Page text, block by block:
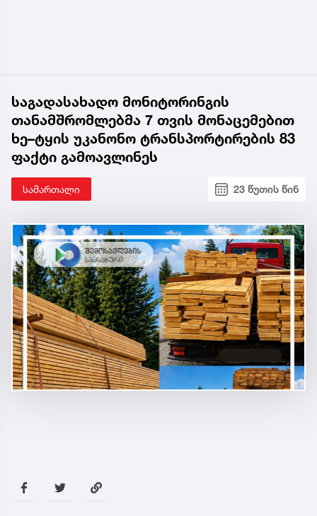
საგადასახადო მონიტორინგის
თანამშრომლებმა 7 თვის მონაცემებით
ხე–ტყის უკანონო ტრანსპორტირების 83
ფაქტი გამოავლინეს
სამართალი 23 წუთის წინ